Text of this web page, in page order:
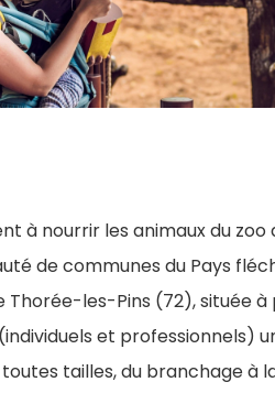
à nourrir les animaux du zoo
de communes du Pays
les-Pins (72), située à
et professionnels)
tailles, du branchage à